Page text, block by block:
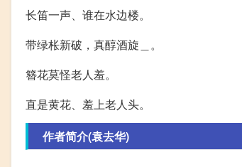
长笛一声、谁在水边楼。
带绿枨新破，真醇酒旋＿。
簪花莫怪老人羞。
直是黄花、羞上老人头。
作者简介(袁去华)